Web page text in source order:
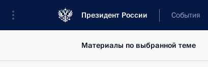
Президент России События
Материалы по выбранной теме